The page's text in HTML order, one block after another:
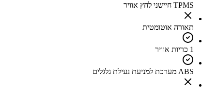
TPMS חיישני לחץ אוויר
תאורה אוטומטית
1 כריות אוויר
ABS מערכת למניעת נעילת גלגלים